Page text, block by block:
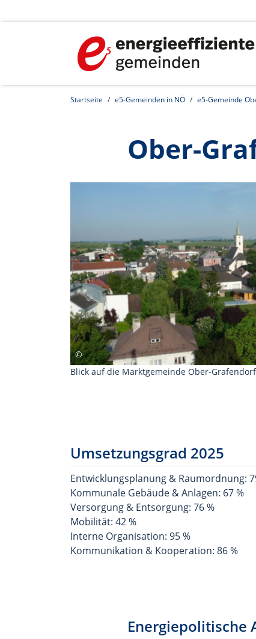
Startseite e5-Gemeinden in NÖ e5-Gemeinde
Ober-
Blick auf die Marktgemeinde Ober-Grafendorf
Umsetzungsgrad 2025
Entwicklungsplanung & Raumordnung:
Kommunale Gebäude & Anlagen: 67 %
Versorgung & Entsorgung: 76 %
Mobilität: 42 %
Interne Organisation: 95 %
Kommunikation & Kooperation: 86 %
Energiepolitische